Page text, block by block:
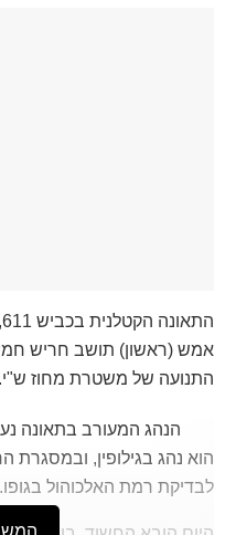
אמש (ראשון) תושב חריש חמי
התנועה של משטרת מחוז ש"י.
הנהג המעורב בתאונה
הוא נהג בגילופין,
לבדיקת רמת האלכוהול בגופו.